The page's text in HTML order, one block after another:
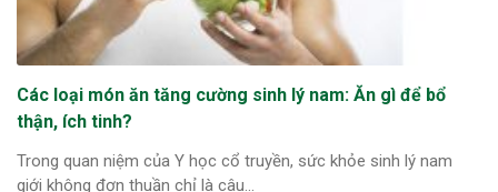
Các loại món ăn tăng cường sinh lý nam: Ăn gì để bổ
thận, ích tinh?
Trong quan niệm của Y học cổ truyền, sức khỏe sinh lý nam
giới không đơn thuần chỉ là câu...